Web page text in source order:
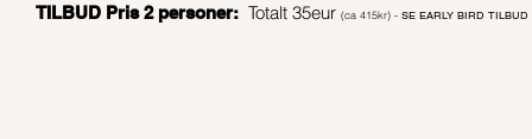
TILBUD Pris 2 personer: Totalt 35eur (ca 415kr) - SE EARLY BIRD